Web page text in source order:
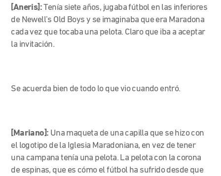
[Aneris]:Tenía siete años, jugaba fútbol en las inferiores
de Newell’s Old Boys y se imaginaba que era Maradona
cada vez que tocaba una pelota. Claro que iba a aceptar
la invitación.
Se acuerda bien de todo lo que vio cuando entró.
[Mariano]: Una maqueta de una capilla que se hizo con
el logotipo de la Iglesia Maradoniana, en vez de tener
una campana tenía una pelota. La pelota con la corona
de espinas, que es cómo el fútbol ha sufrido desde que